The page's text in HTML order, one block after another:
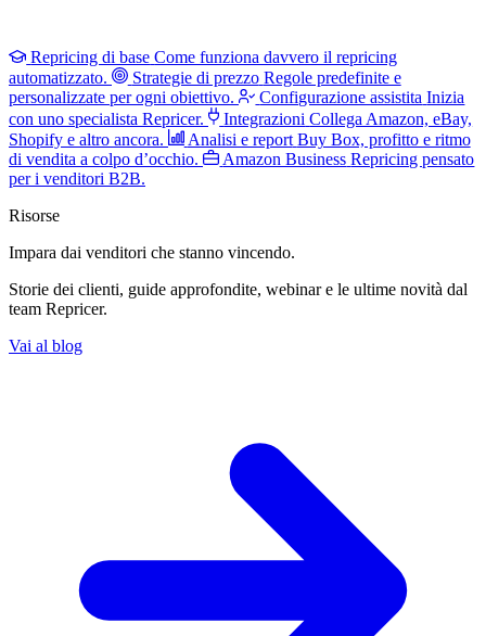
Repricing di base Come funziona davvero il repricing
automatizzato.
Strategie di prezzo Regole predefinite e
personalizzate per ogni obiettivo.
Configurazione assistita Inizia
con uno specialista Repricer.
Integrazioni Collega Amazon, eBay,
Shopify e altro ancora.
Analisi e report Buy Box, profitto e ritmo
di vendita a colpo d’occhio.
Amazon Business Repricing pensato
per i venditori B2B.
Risorse
Impara dai venditori che stanno vincendo.
Storie dei clienti, guide approfondite, webinar e le ultime novità dal
team Repricer.
Vai al blog